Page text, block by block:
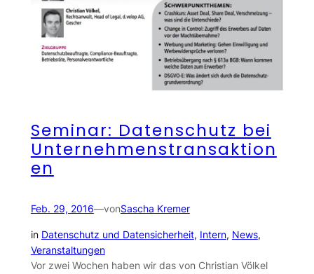
Seminar: Datenschutz bei
Unternehmenstransaktion
en
Feb. 29, 2016—vonSascha Kremer
in Datenschutz und Datensicherheit, Intern, News
Veranstaltungen
Vor zwei Wochen haben wir das von Christian Völkel